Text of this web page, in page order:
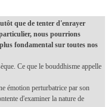
que de tenter d'enrayer
nous pourrions
fondamental sur toutes nos
Ce que le bouddhisme appelle
émotion perturbatrice par son
d'examiner la nature de